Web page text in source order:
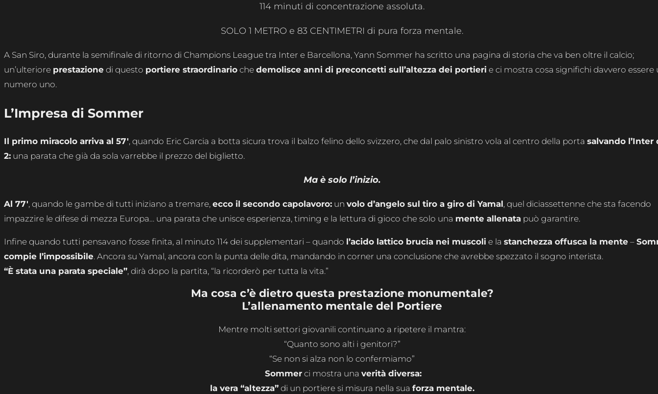
114 minuti di concentrazione assoluta.
SOLO 1 METRO e 83 CENTIMETRI di pura forza mentale.
A San Siro, durante la semifinale di ritorno di Champions League tra Inter e Barcellona, Yann Sommer ha scritto una pagina di storia che va ben oltre il calcio;
un’ulteriore prestazione di questo portiere straordinario che demolisce anni di preconcetti sull’altezza dei portieri e ci mostra cosa significhi davvero essere
numero uno.
L’Impresa di Sommer
Il primo miracolo arriva al 57′, quando Eric Garcia a botta sicura trova il balzo felino dello svizzero, che dal palo sinistro vola al centro della porta salvando l’Inter
2: una parata che già da sola varrebbe il prezzo del biglietto.
Ma è solo l’inizio.
Al 77′, quando le gambe di tutti iniziano a tremare, ecco il secondo capolavoro: un volo d’angelo sul tiro a giro di Yamal, quel diciassettenne che sta facendo
impazzire le difese di mezza Europa… una parata che unisce esperienza, timing e la lettura di gioco che solo una mente allenata può garantire.
Infine quando tutti pensavano fosse finita, al minuto 114 dei supplementari – quando l’acido lattico brucia nei muscoli e la stanchezza offusca la mente –
compie l’impossibile. Ancora su Yamal, ancora con la punta delle dita, mandando in corner una conclusione che avrebbe spezzato il sogno interista.
“È stata una parata speciale”, dirà dopo la partita, “la ricorderò per tutta la vita.”
Ma cosa c’è dietro questa prestazione monumentale?
L’allenamento mentale del Portiere
Mentre molti settori giovanili continuano a ripetere il mantra:
“Quanto sono alti i genitori?”
“Se non si alza non lo confermiamo”
Sommerci mostra una verità diversa:
la vera “altezza”di un portiere si misura nella sua forza mentale.